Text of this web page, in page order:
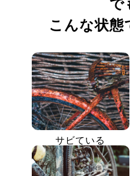
で
こんな状態
サビている